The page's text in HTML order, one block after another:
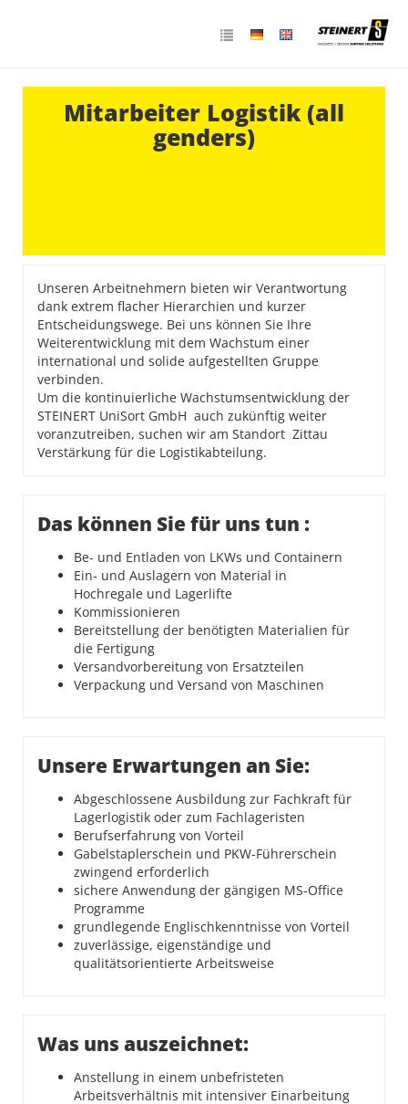
Mitarbeiter Logistik (all
genders)
Unseren Arbeitnehmern bieten wir Verantwortung
dank extrem flacher Hierarchien und kurzer
Entscheidungswege. Bei uns können Sie Ihre
Weiterentwicklung mit dem Wachstum einer
international und solide aufgestellten Gruppe
verbinden.
Um die kontinuierliche Wachstumsentwicklung der
STEINERT UniSort GmbH auch zukünftig weiter
voranzutreiben, suchen wir am Standort Zittau
Verstärkung für die Logistikabteilung.
Das können Sie für uns tun :
Be- und Entladen von LKWs und Containern
Ein- und Auslagern von Material in
Hochregale und Lagerlifte
Kommissionieren
Bereitstellung der benötigten Materialien für
die Fertigung
Versandvorbereitung von Ersatzteilen
Verpackung und Versand von Maschinen
Unsere Erwartungen an Sie:
Abgeschlossene Ausbildung zur Fachkraft für
Lagerlogistik oder zum Fachlageristen
Berufserfahrung von Vorteil
Gabelstaplerschein und PKW-Führerschein
zwingend erforderlich
sichere Anwendung der gängigen MS-Office
Programme
grundlegende Englischkenntnisse von Vorteil
zuverlässige, eigenständige und
qualitätsorientierte Arbeitsweise
Was uns auszeichnet:
Anstellung in einem unbefristeten
Arbeitsverhältnis mit intensiver Einarbeitung